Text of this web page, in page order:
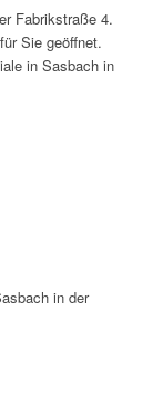
Fabrikstraße 4.
Sie geöffnet.
in Sasbach in
in der